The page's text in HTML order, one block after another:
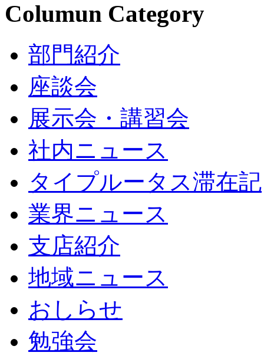
Columun Category
部門紹介
座談会
展示会・講習会
社内ニュース
タイプルータス滞在記
業界ニュース
支店紹介
地域ニュース
おしらせ
勉強会